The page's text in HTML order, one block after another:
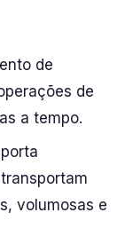
de
de
a tempo.
volumosas e